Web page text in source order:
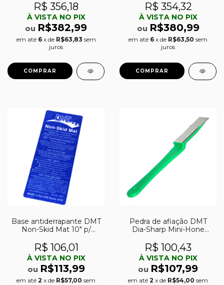
cartões diamantados
R$ 356,18
À VISTA NO PIX
ou R$382,99
em até 6 x de R$63,83 sem
juros
R$ 354,32
À VISTA NO PIX
ou R$380,99
em até 6 x de R$63,50 sem
juros
Base antiderrapante DMT
Non-Skid Mat 10″ p/
R$ 106,01
À VISTA NO PIX
ou R$113,99
em até 2 x de R$57,00 sem
Pedra de afiação DMT
Dia-Sharp Mini-Hone
(1200)
R$ 100,43
À VISTA NO PIX
ou R$107,99
em até 2 x de R$54,00 sem